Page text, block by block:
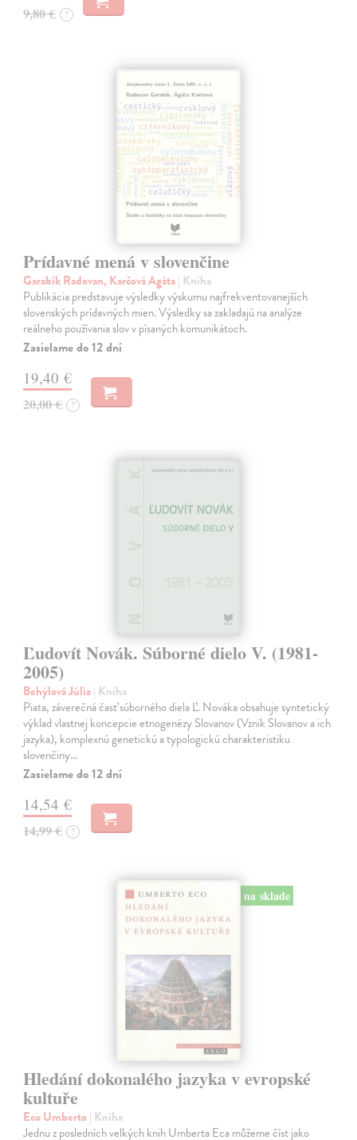
9,80 € ?
Prídavné mená v slovenčine
Garabík Radovan, Karčová Agáta| Kniha
Publikácia predstavuje výsledky výskumu najfrekventovanejších
slovenských prídavných mien. Výsledky sa zakladajú na analýze
reálneho používania slov v písaných komunikátoch.
Zasielame do 12 dní
19,40 €
20,00 € ?
Ľudovít Novák. Súborné dielo V. (1981-
2005)
Behýlová Júlia| Kniha
Piata, záverečná časť súborného diela Ľ. Nováka obsahuje syntetický
výklad vlastnej koncepcie etnogenézy Slovanov (Vznik Slovanov a ich
jazyka), komplexnú genetickú a typologickú charakteristiku
slovenčiny…
Zasielame do 12 dní
14,54 €
14,99 € ?
na sklade
Hledání dokonalého jazyka v evropské
kultuře
Eco Umberto| Kniha
Jednu z posledních velkých knih Umberta Eca můžeme číst jako